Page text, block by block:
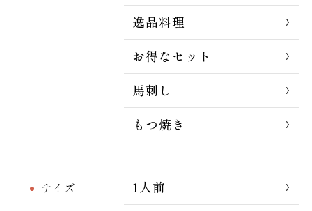
逸品料理
お得なセット
馬刺し
もつ焼き
サイズ
1人前